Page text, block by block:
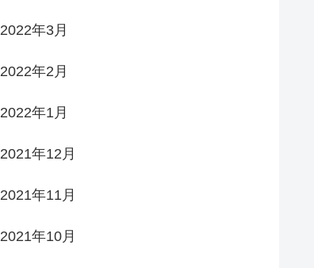
2022年3月
2022年2月
2022年1月
2021年12月
2021年11月
2021年10月